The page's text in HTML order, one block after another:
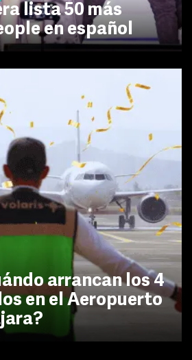
lista 50 más
en español
arrancan los 4
en el Aeropuerto